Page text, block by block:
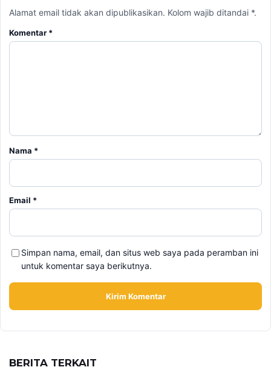
Alamat email tidak akan dipublikasikan. Kolom wajib ditandai *.
Komentar *
Nama *
Email *
Simpan nama, email, dan situs web saya pada peramban ini
untuk komentar saya berikutnya.
BERITA TERKAIT